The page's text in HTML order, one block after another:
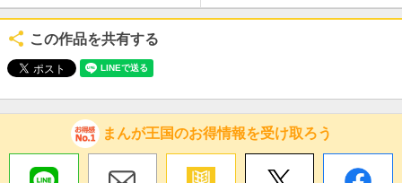
この作品を共有する
まんが王国のお得情報を受け取ろう